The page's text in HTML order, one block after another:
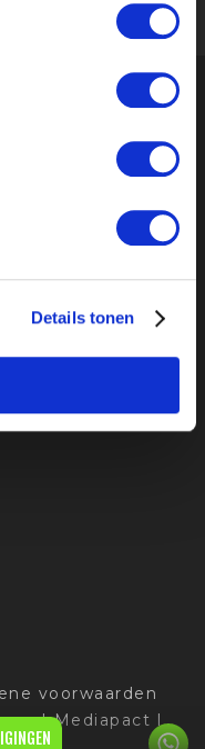
Details tonen
van 195
voorwaarden
I Mediapact I